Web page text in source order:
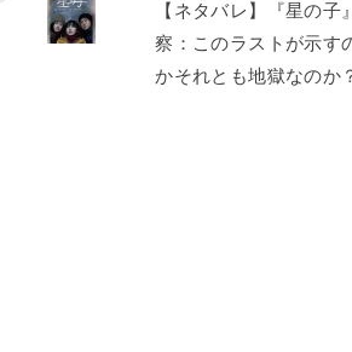
【ネタバレ】『星の子
察：このラストが示す
かそれとも地獄なのか